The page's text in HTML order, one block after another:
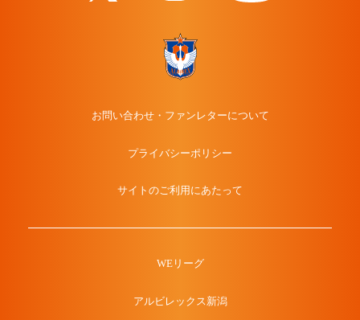
お問い合わせ・ファンレターについて
プライバシーポリシー
サイトのご利用にあたって
WEリーグ
アルビレックス新潟